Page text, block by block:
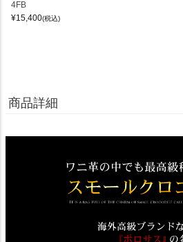
4FB
¥15,400(税込)
商品詳細